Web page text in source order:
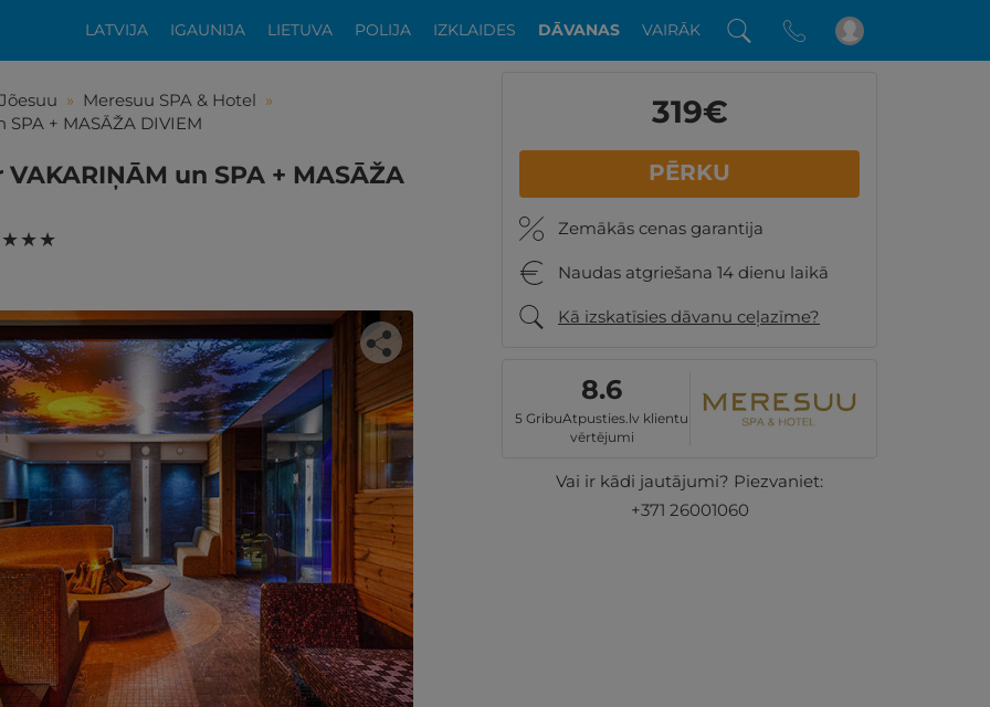
LATVIJA IGAUNIJA LIETUVA POLIJA IZKLAIDES DĀVANAS VAIRĀK
» Meresuu SPA & Hotel »
+ MASĀŽA DIVIEM
un SPA + MASĀŽA
★ ★
šis piedāvājums?
atpūtai atlikuši tikai daži soļi
PĒRKU
319€
PĒRKU
Zemākās cenas garantija
Naudas atgriešana 14 dienu laikā
Kā izskatīsies dāvanu ceļazīme?
8.6
5 GribuAtpusties.lv klientu
vērtējumi
Vai ir kādi jautājumi? Piezvaniet:
+371 26001060